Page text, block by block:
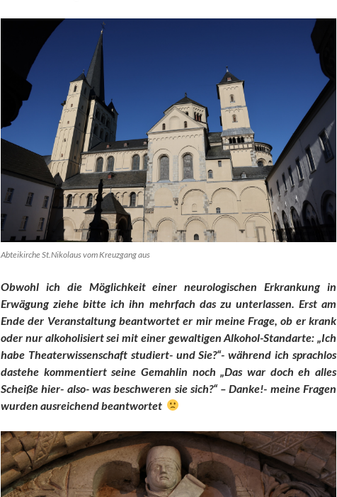
Abteikirche St.Nikolaus vom Kreuzgang aus
Obwohl ich die Möglichkeit einer neurologischen Erkrankung in
Erwägung ziehe bitte ich ihn mehrfach das zu unterlassen. Erst am
Ende der Veranstaltung beantwortet er mir meine Frage, ob er krank
oder nur alkoholisiert sei mit einer gewaltigen Alkohol-Standarte: „Ich
habe Theaterwissenschaft studiert- und Sie?“- während ich sprachlos
dastehe kommentiert seine Gemahlin noch „Das war doch eh alles
Scheiße hier- also- was beschweren sie sich?“ – Danke!- meine Fragen
wurden ausreichend beantwortet